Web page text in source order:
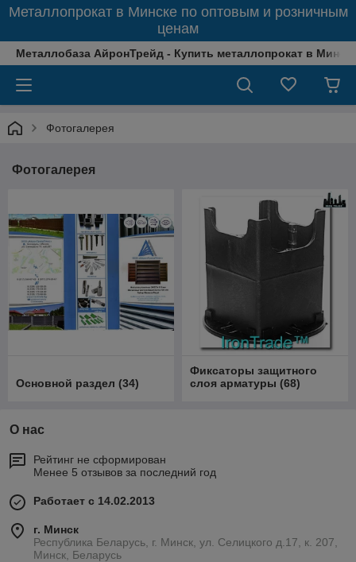
Металлопрокат в Минске по оптовым и розничным
ценам
Металлобаза АйронТрейд - Купить металлопрокат в
Фотогалерея
Фотогалерея
Основной раздел (34)
Фиксаторы защитного
слоя арматуры (68)
О нас
Рейтинг не сформирован
Менее 5 отзывов за последний год
Работает с 14.02.2013
г. Минск
Республика Беларусь, г. Минск, ул. Селицкого д.17, к. 207,
Минск, Беларусь